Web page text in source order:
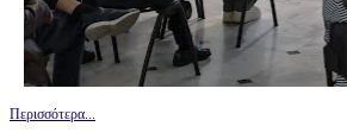
Περισσότερα...